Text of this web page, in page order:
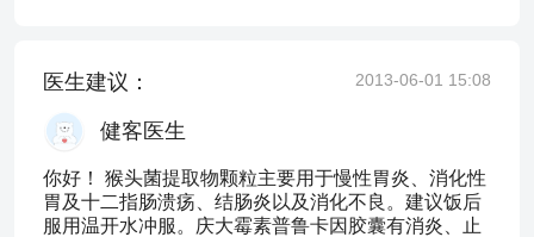
医生建议： 2013-06-01 15:08
健客医生
你好！ 猴头菌提取物颗粒主要用于慢性胃炎、消化性
胃及十二指肠溃疡、结肠炎以及消化不良。建议饭后
服用温开水冲服。庆大霉素普鲁卡因胶囊有消炎、止